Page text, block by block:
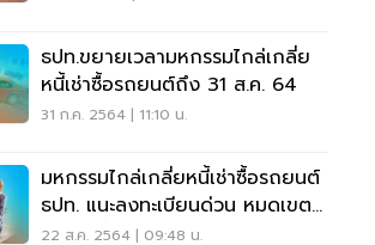
ธปท.ขยายเวลามหกรรมไกล่เกลี่ย
หนี้เช่าซื้อรถยนต์ถึง 31 ส.ค. 64
31 ก.ค. 2564 | 11:10 น.
มหกรรมไกล่เกลี่ยหนี้เช่าซื้อรถยนต์
ธปท. แนะลงทะเบียนด่วน หมดเขต
31 ส.ค.นี้
22 ส.ค. 2564 | 09:48 น.